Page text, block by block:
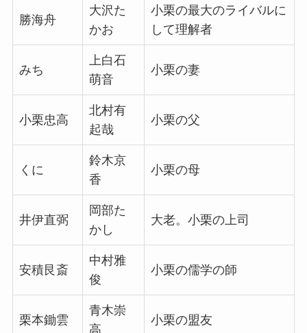
勝海舟
大沢た
かお
小栗の最大のライバルに
して理解者
みち
上白石
萌音
小栗の妻
小栗忠高
北村有
起哉
小栗の父
くに
鈴木京
香
小栗の母
井伊直弼
岡部た
かし
大老。小栗の上司
安積艮斎
中村雅
俊
小栗の儒学の師
栗本鋤雲
青木崇
高
小栗の盟友